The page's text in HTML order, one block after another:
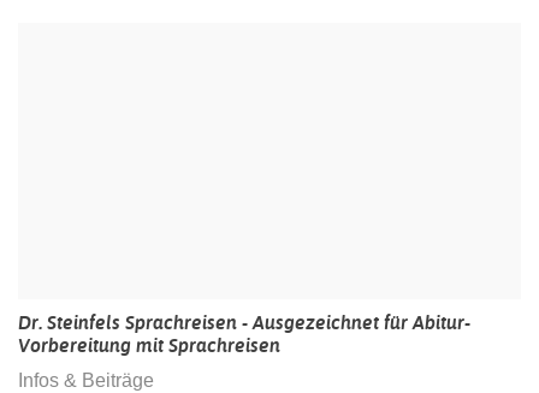
Dr. Steinfels Sprachreisen - Ausgezeichnet für Abitur-
Vorbereitung mit Sprachreisen
Infos & Beiträge